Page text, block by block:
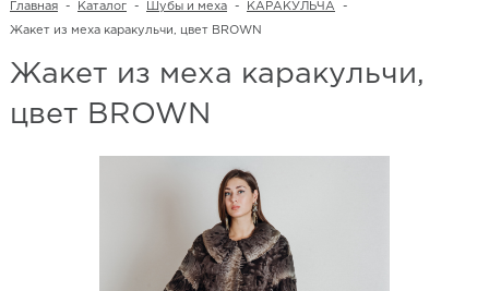
Главная - Каталог - Шубы и меха - КАРАКУЛЬЧА -
Жакет из меха каракульчи, цвет BROWN
Жакет из меха каракульчи,
цвет BROWN